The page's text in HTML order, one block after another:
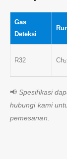
Gas
Deteksi
R32
📢Spesifikasi
hubungi kami
pemesanan.